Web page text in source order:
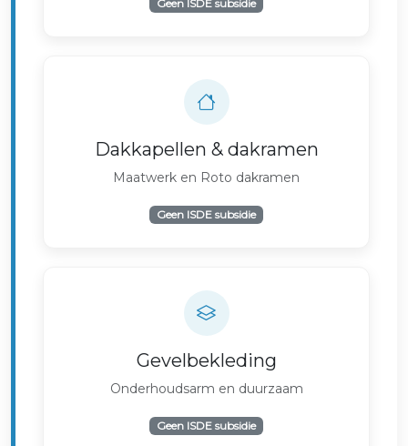
Geen ISDE subsidie
Dakkapellen & dakramen
Maatwerk en Roto dakramen
Geen ISDE subsidie
Gevelbekleding
Onderhoudsarm en duurzaam
Geen ISDE subsidie